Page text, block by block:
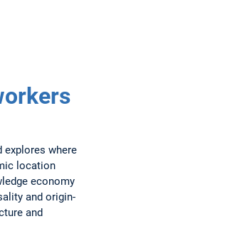
explores where
location
economy
and origin-
and